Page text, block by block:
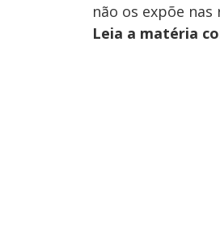
não os expõe
Leia a matéria